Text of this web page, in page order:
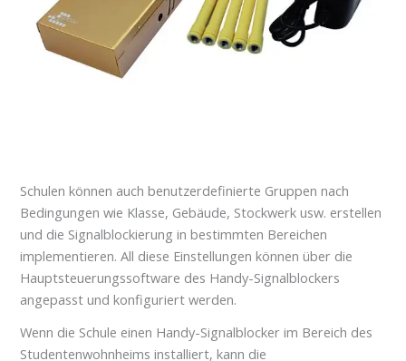
Schulen können auch benutzerdefinierte Gruppen nach
Bedingungen wie Klasse, Gebäude, Stockwerk usw. erstellen
und die Signalblockierung in bestimmten Bereichen
implementieren. All diese Einstellungen können über die
Hauptsteuerungssoftware des Handy-Signalblockers
angepasst und konfiguriert werden.
Wenn die Schule einen Handy-Signalblocker im Bereich des
Studentenwohnheims installiert, kann die